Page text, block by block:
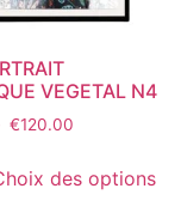
VEGETAL N4
€120.00Plage
prix :
€48.00
des options